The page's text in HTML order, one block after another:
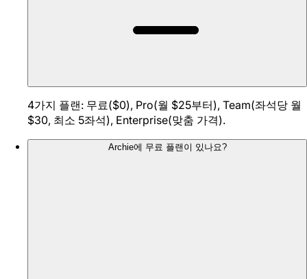
4가지 플랜: 무료($0), Pro(월 $25부터), Team(좌석당 월
$30, 최소 5좌석), Enterprise(맞춤 가격).
Archie에 무료 플랜이 있나요?